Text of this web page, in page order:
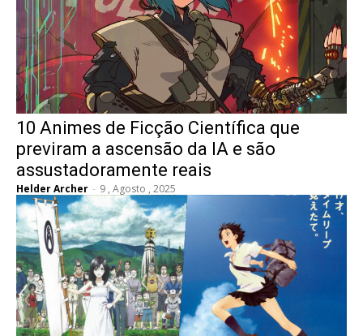
10 Animes de Ficção Científica que
previram a ascensão da IA e são
assustadoramente reais
Helder Archer - 9 , Agosto , 2025